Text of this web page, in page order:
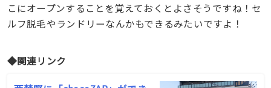
こにオープンすることを覚えておくとよさそうですね！セ
ルフ脱毛やランドリーなんかもできるみたいですよ！
◆関連リンク